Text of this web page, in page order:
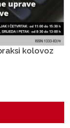
kolovoz